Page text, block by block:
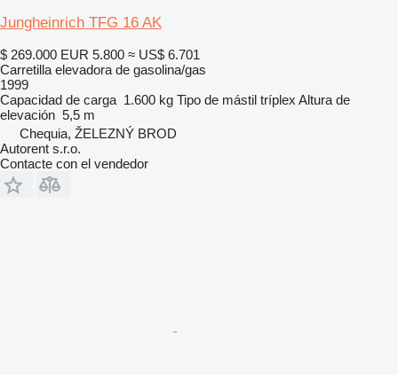
Jungheinrich TFG 16 AK
$ 269.000 EUR 5.800 ≈ US$ 6.701
Carretilla elevadora de gasolina/gas
1999
Capacidad de carga 1.600 kg Tipo de mástil tríplex Altura de
elevación 5,5 m
Chequia, ŽELEZNÝ BROD
Autorent s.r.o.
Contacte con el vendedor